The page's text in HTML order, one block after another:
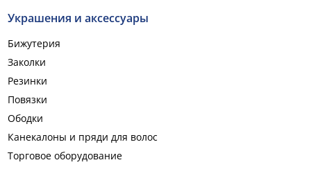
Украшения и аксессуары
Бижутерия
Заколки
Резинки
Повязки
Ободки
Канекалоны и пряди для волос
Торговое оборудование